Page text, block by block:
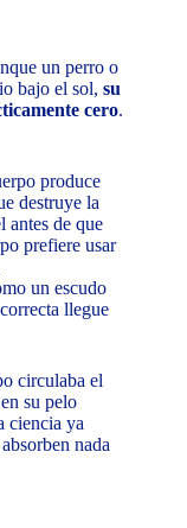
un perro o
bajo el sol, su
cero.
produce
destruye la
antes de que
prefiere usar
un escudo
llegue
circulaba el
su pelo
ciencia ya
nada